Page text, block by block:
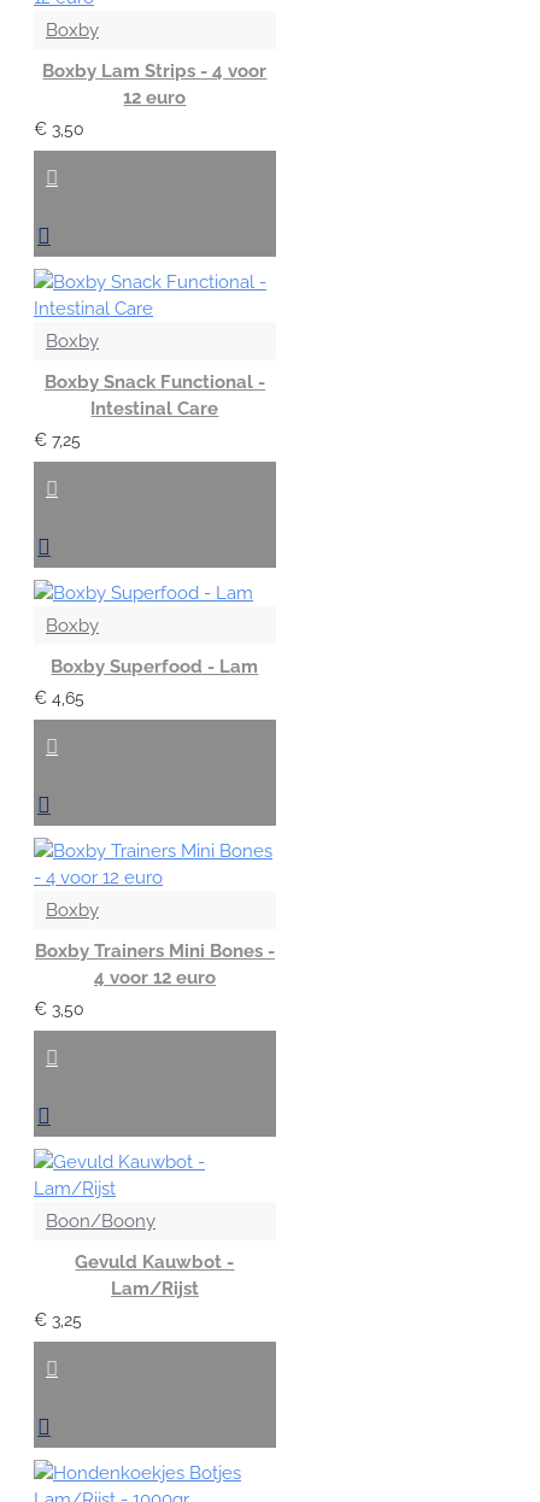
Boxby
Boxby Lam Strips - 4 voor
12 euro
€ 3,50
Boxby
Boxby Snack Functional -
Intestinal Care
€ 7,25
Boxby
Boxby Superfood - Lam
€ 4,65
Boxby
Boxby Trainers Mini Bones -
4 voor 12 euro
€ 3,50
Boon/Boony
Gevuld Kauwbot -
Lam/Rijst
€ 3,25